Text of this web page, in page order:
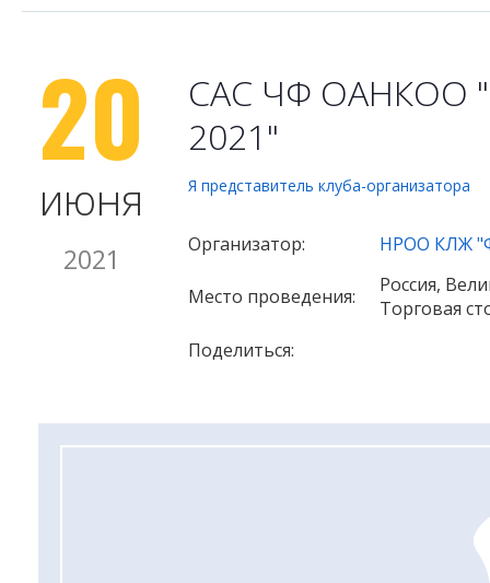
20
июня
2021
САС ЧФ ОАНКОО
2021"
Я представитель клуба-организатора
Организатор: НРОО КЛЖ
Место проведения:
Россия,
Торговая
Поделиться: